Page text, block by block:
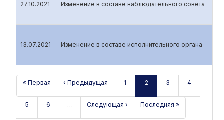
27.10.2021 Изменение в составе наблюдательного совета
13.07.2021 Изменение в составе исполнительного органа
« Первая ‹ Предыдущая 1 2 3 4
5 6 … Следующая › Последняя »